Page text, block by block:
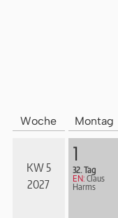
Woche Montag
KW 5
2027
1
32. Tag
EN: Claus
Harms